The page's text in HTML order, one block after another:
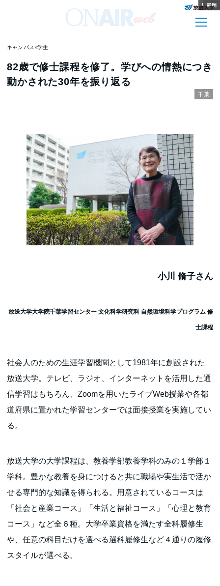
キャンパス×学生
82歳で修士課程を修了。学びへの情熱につき
動かされた30年を振り返る
千葉
小川 脩子さん
放送大学大学院千葉学習センター 文化科学研究科 自然環境科学プログラム 修
士課程
社会人のための生涯学習機関として1981年に創設された
放送大学。テレビ、ラジオ、インターネットを活用した通
信学習はもちろん、Zoomを用いたライブWeb授業や各都
道府県に置かれた学習センターでは面接授業を実施してい
る。
放送大学の大学課程は、教養学部教養学科のみの１学部１
学科。豊かな教養を身につけると共に職場や実生活で活か
せる専門的な知識を得られる。用意されているコースは
「社会と産業コース」「生活と福祉コース」「心理と教育
コース」など全６種。大学卒業資格を満たす全科履修生
や、任意の科目だけを選べる選科履修生など４通りの履修
スタイルが選べる。
兵庫
山梨
佐賀
新潟
和歌山
神奈川
鹿児島
佐賀
新潟
群馬
熊本
静岡